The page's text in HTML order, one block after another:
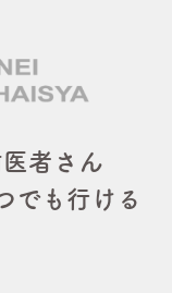
者さん
でも行ける